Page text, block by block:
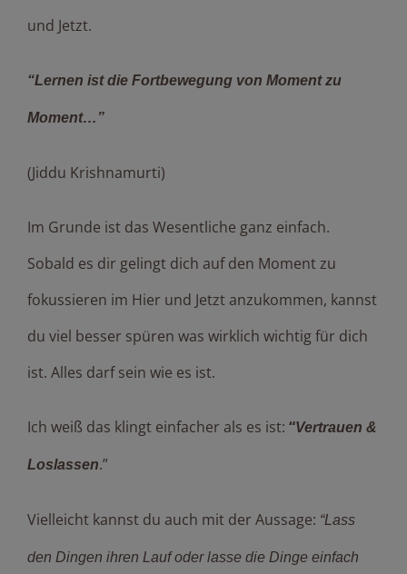
und Jetzt.
“Lernen ist die Fortbewegung von Moment zu
Moment…”
(Jiddu Krishnamurti)
Im Grunde ist das Wesentliche ganz einfach.
Sobald es dir gelingt dich auf den Moment zu
fokussieren im Hier und Jetzt anzukommen, kannst
du viel besser spüren was wirklich wichtig für dich
ist. Alles darf sein wie es ist.
Ich weiß das klingt einfacher als es ist: “Vertrauen &
Loslassen.”
Vielleicht kannst du auch mit der Aussage: “Lass
den Dingen ihren Lauf oder lasse die Dinge einfach